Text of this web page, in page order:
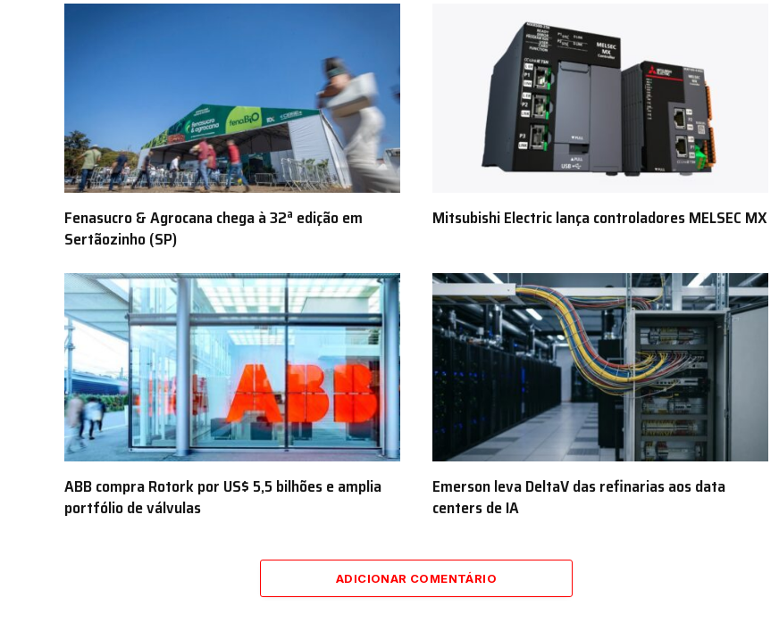
Fenasucro & Agrocana chega à 32ª edição em
Sertãozinho (SP)
Mitsubishi Electric lança controladores MELSEC MX
ABB compra Rotork por US$ 5,5 bilhões e amplia
portfólio de válvulas
Emerson leva DeltaV das refinarias aos data
centers de IA
ADICIONAR COMENTÁRIO